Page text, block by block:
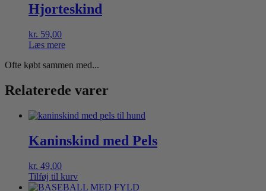
Hjorteskind
kr. 59,00
Læs mere
Ofte købt sammen med...
Relaterede varer
Kaninskind med Pels
kr. 49,00
Tilføj til kurv